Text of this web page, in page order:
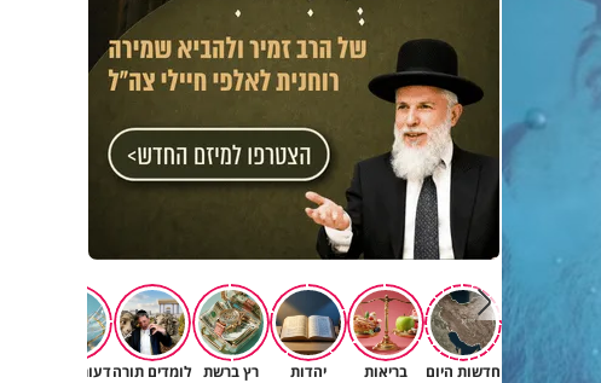
חדשות היום בריאות יהדות רץ ברשת לומדים תורהדעות וטורים